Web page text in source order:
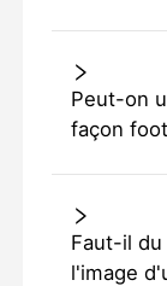
Peut-on
façon
Faut-il
l'image